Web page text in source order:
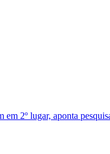
2º lugar, aponta